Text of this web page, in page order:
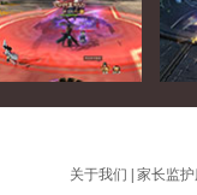
关于我们
家长监